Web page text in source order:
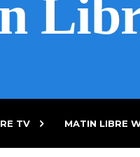
TV MATIN LIBRE